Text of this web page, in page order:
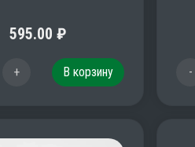
595.00 ₽
+ В корзину -